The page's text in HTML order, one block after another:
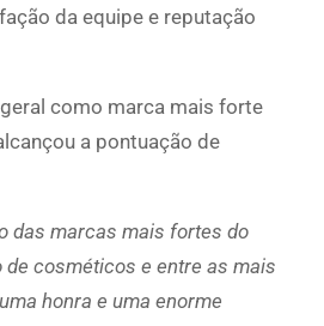
da equipe e reputação
como marca mais forte
a pontuação de
das marcas mais fortes do
de cosméticos e entre as mais
honra e uma enorme